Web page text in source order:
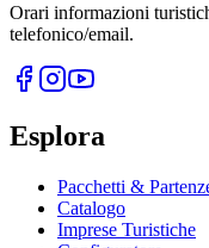
Orari informazioni
telefonico/email.
Esplora
Pacchetti &
Catalogo
Imprese Turistiche